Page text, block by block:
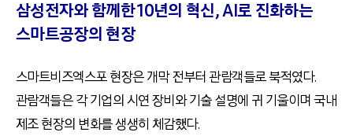
삼성전자와 함께한 10년의 혁신, AI로 진화하는
스마트공장의 현장
스마트비즈엑스포 현장은 개막 전부터 관람객들로 북적였다.
관람객들은 각 기업의 시연 장비와 기술 설명에 귀 기울이며 국내
제조 현장의 변화를 생생히 체감했다.